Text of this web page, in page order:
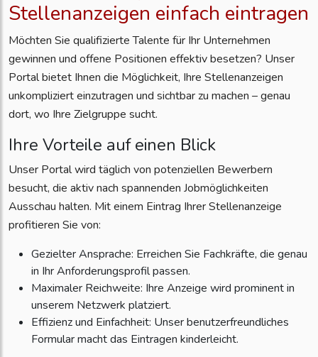
Stellenanzeigen einfach eintragen
Möchten Sie qualifizierte Talente für Ihr Unternehmen
gewinnen und offene Positionen effektiv besetzen? Unser
Portal bietet Ihnen die Möglichkeit, Ihre Stellenanzeigen
unkompliziert einzutragen und sichtbar zu machen – genau
dort, wo Ihre Zielgruppe sucht.
Ihre Vorteile auf einen Blick
Unser Portal wird täglich von potenziellen Bewerbern
besucht, die aktiv nach spannenden Jobmöglichkeiten
Ausschau halten. Mit einem Eintrag Ihrer Stellenanzeige
profitieren Sie von:
Gezielter Ansprache: Erreichen Sie Fachkräfte, die genau
in Ihr Anforderungsprofil passen.
Maximaler Reichweite: Ihre Anzeige wird prominent in
unserem Netzwerk platziert.
Effizienz und Einfachheit: Unser benutzerfreundliches
Formular macht das Eintragen kinderleicht.